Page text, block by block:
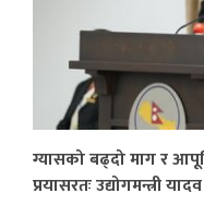
ग्यासको बढ्दो माग र
प्रयासरतः उद्योगमन्त्री यादव